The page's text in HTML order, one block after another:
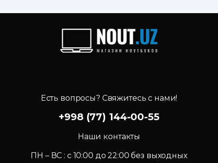
Есть вопросы? Свяжитесь с нами!
+998 (77) 144-00-55
Наши контакты
ПН – ВС : c 10:00 до 22:00 без выходных